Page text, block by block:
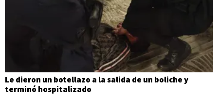
Le dieron un botellazo a la salida de un boliche y
terminó hospitalizado